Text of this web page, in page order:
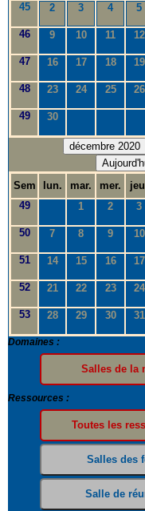
45 2 3 4 5
46 9 10 11 12
47 16 17 18 19
48 23 24 25 26
49 30
décembre 2020
Sem
lun. mar. mer.
49
1 2 3
50 7 8 9 10
51 14 15 16 17
52 21 22 23 24
53 28 29 30 31
Domaines :
Ressources :